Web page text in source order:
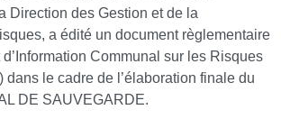
Direction des Gestion et de la
a édité un document règlementaire
Communal sur les Risques
dans le cadre de l’élaboration finale du
DE SAUVEGARDE.